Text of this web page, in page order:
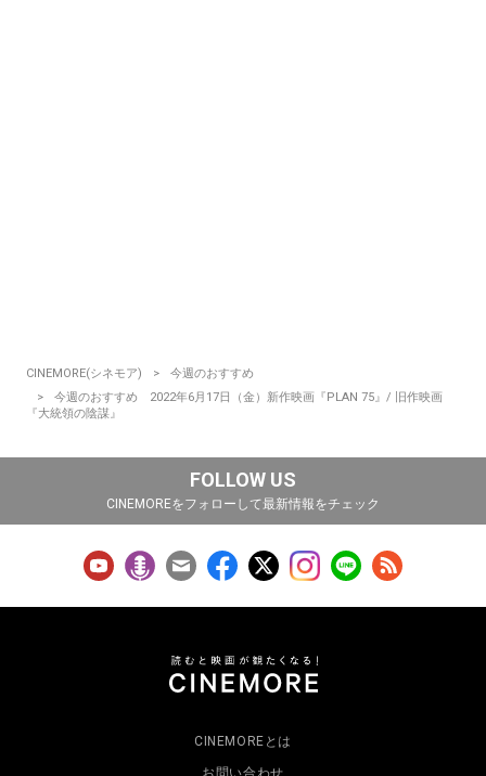
CINEMORE(シネモア)
今週のおすすめ
今週のおすすめ 2022年6月17日（金）新作映画『PLAN 75』/ 旧作映画
『大統領の陰謀』
FOLLOW US
CINEMOREをフォローして最新情報をチェック
CINEMOREとは
お問い合わせ